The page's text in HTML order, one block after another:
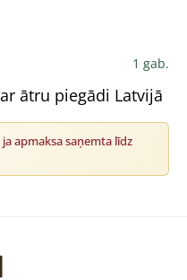
1 gab.
ātru piegādi Latvijā
apmaksa saņemta līdz